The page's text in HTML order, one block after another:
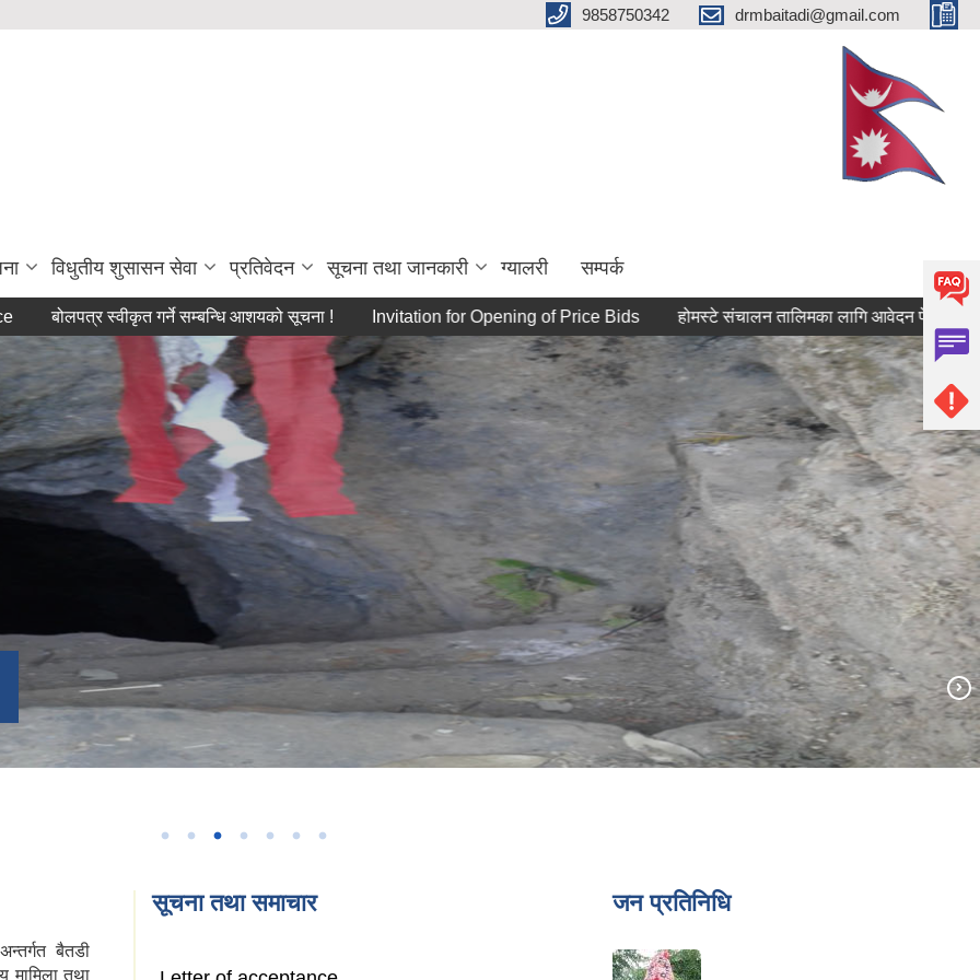
9858750342 drmbaitadi@gmail.com
विधुतीय शुसासन सेवा प्रतिवेदन सूचना तथा जानकारी ग्यालरी सम्पर्क
स्वीकृत गर्ने सम्बन्धि आशयको सूचना ! Invitation for Opening of Price Bids होमस्टे संचालन तालिमका लागि आवेदन पेश गर्ने सम्बन्धी
बैतडी
मामिला तथा
सूचना तथा समाचार जन प्रतिनिधि